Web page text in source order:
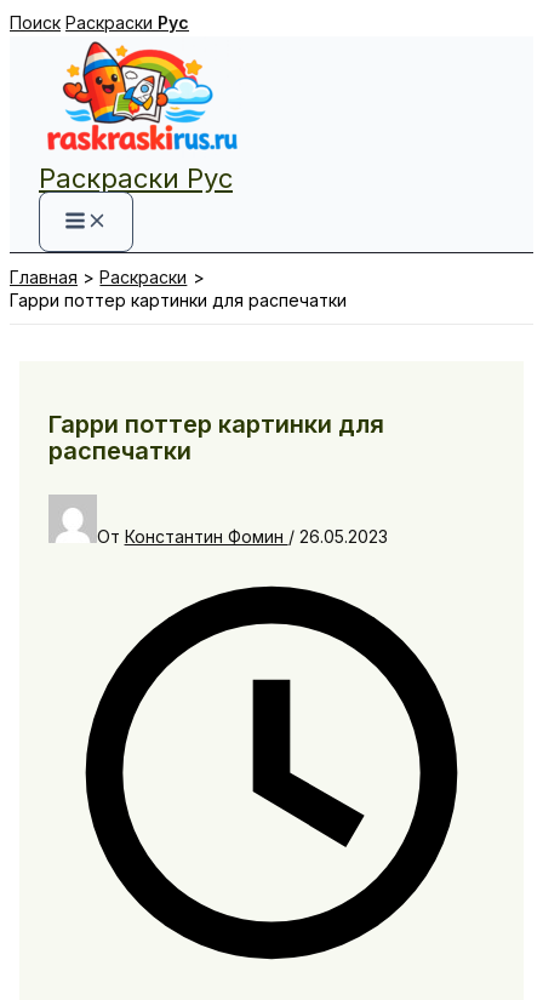
Перейти
содержимому
Поиск Раскраски Рус
Раскраски Рус
Главная
Раскраски
Гарри поттер картинки для распечатки
Гарри поттер картинки для
распечатки
От Константин Фомин / 26.05.2023